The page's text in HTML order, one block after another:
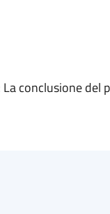
conclusione del